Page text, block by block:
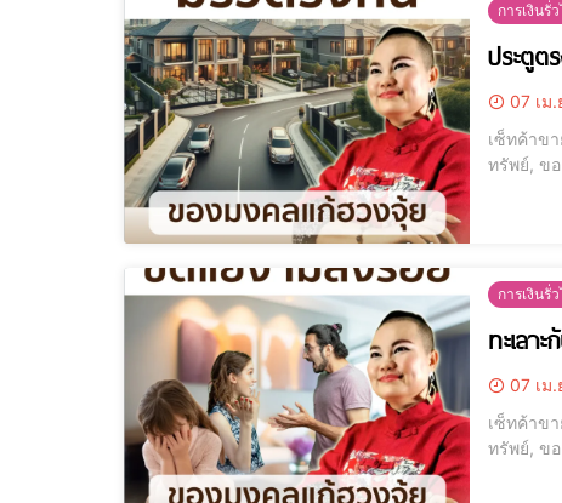
การเงินรั่
ประตูต
07 เม
เซ็ทค้าข
ทรัพย์, ข
การเงินรั่
ทะเลา
07 เม
เซ็ทค้าข
ทรัพย์, ข